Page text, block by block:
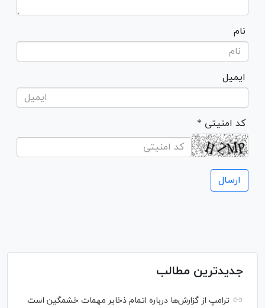
نام
ایمیل
* کد امنیتی
جدیدترین مطالب
ترامپ از گزارش‌ها درباره اتمام ذخایر مهمات خشمگین است